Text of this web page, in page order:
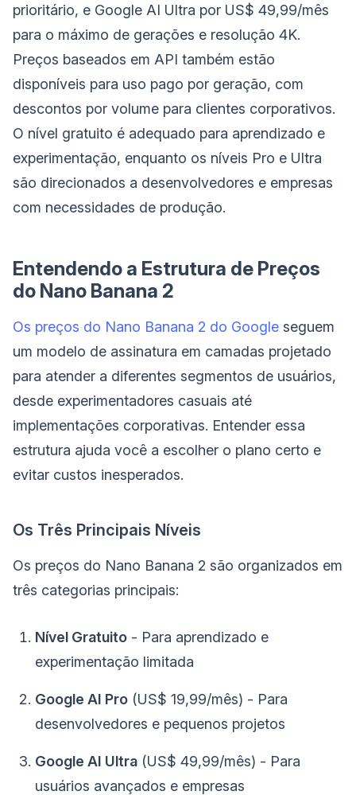
prioritário, e Google AI Ultra por US$ 49,99/mês
para o máximo de gerações e resolução 4K.
Preços baseados em API também estão
disponíveis para uso pago por geração, com
descontos por volume para clientes corporativos.
O nível gratuito é adequado para aprendizado e
experimentação, enquanto os níveis Pro e Ultra
são direcionados a desenvolvedores e empresas
com necessidades de produção.
Entendendo a Estrutura de Preços
do Nano Banana 2
Os preços do Nano Banana 2 do Google seguem
um modelo de assinatura em camadas projetado
para atender a diferentes segmentos de usuários,
desde experimentadores casuais até
implementações corporativas. Entender essa
estrutura ajuda você a escolher o plano certo e
evitar custos inesperados.
Os Três Principais Níveis
Os preços do Nano Banana 2 são organizados em
três categorias principais:
Nível Gratuito - Para aprendizado e
experimentação limitada
Google AI Pro (US$ 19,99/mês) - Para
desenvolvedores e pequenos projetos
Google AI Ultra (US$ 49,99/mês) - Para
usuários avançados e empresas